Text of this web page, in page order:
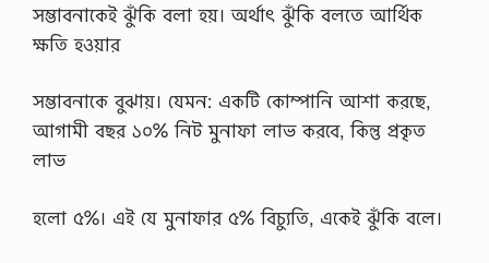
সম্ভাবনাকেই ঝুঁকি বলা হয়। অর্থাৎ ঝুঁকি বলতে আর্থিক
ক্ষতি হওয়ার
সম্ভাবনাকে বুঝায়। যেমন: একটি কোম্পানি আশা করছে,
আগামী বছর ১০% নিট মুনাফা লাভ করবে, কিন্তু প্রকৃত
লাভ
হলো ৫%। এই যে মুনাফার ৫% বিচ্যুতি, একেই ঝুঁকি বলে।